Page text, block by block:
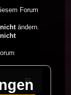
Forum
nicht ändern.
nicht